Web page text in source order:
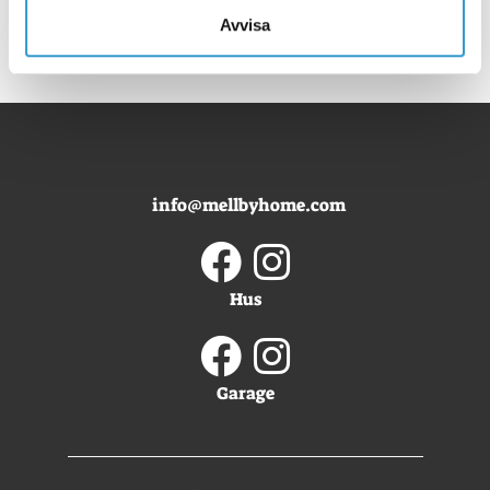
Avvisa
info@mellbyhome.com
Hus
Garage